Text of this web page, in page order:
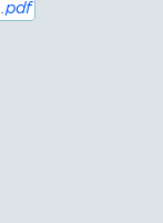
.pdf